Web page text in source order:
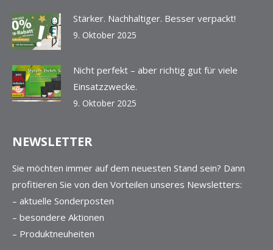
Stärker. Nachhaltiger. Besser verpackt!
9. Oktober 2025
Nicht perfekt – aber richtig gut für viele
Einsatzzwecke.
9. Oktober 2025
NEWSLETTER
Sie möchten immer auf dem neuesten Stand sein? Dann
profitieren Sie von den Vorteilen unseres Newsletters:
– aktuelle Sonderposten
– besondere Aktionen
– Produktneuheiten